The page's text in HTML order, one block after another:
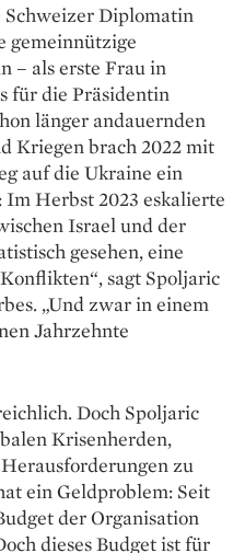
Schweizer Diplomatin
gemeinnützige
– als erste Frau in
für die Präsidentin
länger andauernden
Kriegen brach 2022 mit
auf die Ukraine ein
Herbst 2023 eskalierte
Israel und der
gesehen, eine
sagt Spoljaric
„Und zwar in einem
Jahrzehnte
Doch Spoljaric
Krisenherden,
zu
ein Geldproblem: Seit
der Organisation
dieses Budget ist für